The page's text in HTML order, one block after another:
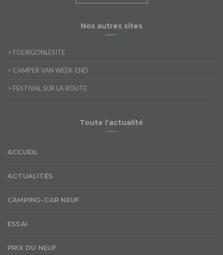
Nos autres sites
> FOURGONLESITE
> CAMPER VAN WEEK-END
> FESTIVAL SUR LA ROUTE
Toute l’actualité
ACCUEIL
ACTUALITÉS
CAMPING-CAR NEUF
ESSAI
PRIX DU NEUF